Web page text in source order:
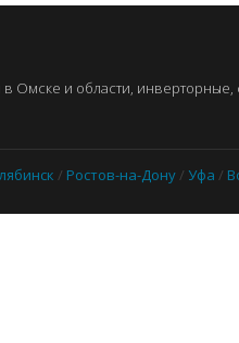
Омске и области,
/ Ростов-на-Дону/ Уфа /